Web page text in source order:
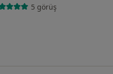
5 görüş